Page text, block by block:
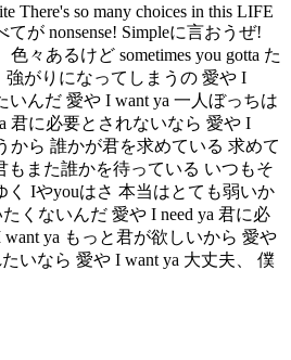
There's so many choices in this LIFE
てが nonsense! Simpleに言おうぜ!
色々あるけど sometimes you gotta た
強がりになってしまうの 愛や I
いんだ 愛や I want ya 一人ぼっちは
君に必要とされないなら 愛や I
から 誰かが君を求めている 求めて
もまた誰かを待っている いつもそ
く Iやyouはさ 本当はとても弱いか
くないんだ 愛や I need ya 君に必
ya もっと君が欲しいから 愛や
いなら 愛や I want ya 大丈夫、 僕